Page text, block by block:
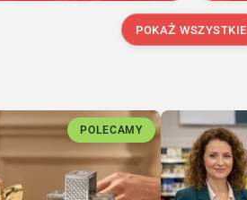
POKAŻ WSZYSTKIE
POLECAMY